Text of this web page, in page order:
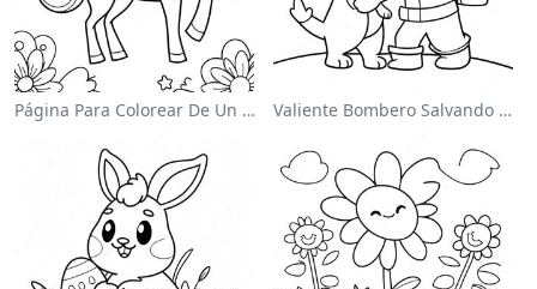
Página Para Colorear De Un Unicornio Mágico En Un Arcoíris Valiente Bombero Salvando Un Gato Para Colorear